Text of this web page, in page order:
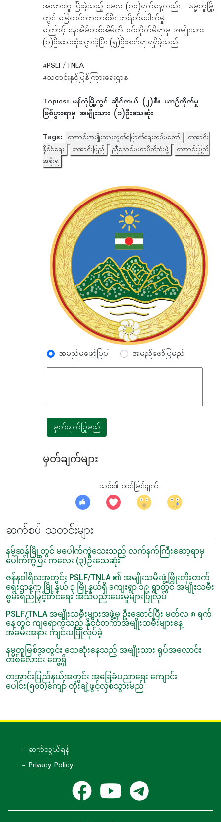
အလားတူ ပြီးခဲ့သည့် မေလ (၁၀)ရက်နေ့လည်း နမ္မတူမြို့
တွင် မြေတင်ကားတစ်စီး ဘရိတ်ပေါက်မှု
ကြောင့် နေအိမ်တစ်အိမ်ကို ဝင်တိုက်မိရာမှ အမျိုးသား
(၁)ဦးသေဆုံးသွားခဲ့ပြီး (၅)ဦးဒဏ်ရာရရှိခဲ့သည်။
#PSLF/TNLA
#သတင်းနှင့်ပြန်ကြားရေးဌာန
Topics:မန်တုံမြို့တွင် ဆိုင်ကယ် (၂)စီး ယာဉ်တိုက်မှု
ဖြစ်ပွားရာမှ အမျိုးသား (၁)ဦးသေဆုံး
Tags:
တအာင်းအမျိုးသားလွတ်မြောက်ရေးတပ်မတော်
တအာင်း
နိုင်ငံရေး
တအာင်းပြည် ညီနောင်မဟာမိတ်သုံးဖွဲ့
တအာင်းပြည်
အစိုးရ
အမည်မဖော်ပြပါ အမည်ဖော်ပြမည်
မှတ်ချက်ပြုမည်
မှတ်ချက်များ
သင်၏ ထင်မြင်ချက်
ဆက်စပ် သတင်းများ
နမ့်ဆန်မြို့တွင် မပေါက်ကွဲသေးသည့် လက်နက်ကြီးဆော့ရာမှ
ပေါက်ကွဲပြီး ကလေး (၃)ဦးသေဆုံး
ဇန်နဝါရီလအတွင်း PSLF/TNLA ၏ အမျိုးသမီးဖွံ့ဖြိုးတိုးတက်
ရေးဌာနက မြို့နယ် ၃ မြို့နယ်ရှိ ကျေးရွာ ၁၉ ရွာတွင် အမျိုးသမီး
စွမ်းရည်မြှင့်တင်ရေး အသိပညာပေးမှုများပြုလုပ်
PSLF/TNLA အမျိုးသမီးများအဖွဲ့မှ ဦးဆောင်ပြီး မတ်လ ၈ ရက်
နေ့တွင် ကျရောက်သည့် နိုင်ငံတကာအမျိုးသမီးများနေ့
အခမ်းအနား ကျင်းပပြုလုပ်ခဲ့
နမ္မတူမြစ်အတွင်း သေဆုံးနေသည့် အမျိုးသား ရုပ်အလောင်း
တစ်လောင်း တွေ့ရှိ
တအာင်းပြည်နယ်အတွင်း အခြေခံပညာရေး ကျောင်း
ပေါင်း(၅၀၀)ကျော် တိုးချဲ့ဖွင့်လှစ်သွားမည်
- ဆက်သွယ်ရန်
- Privacy Policy